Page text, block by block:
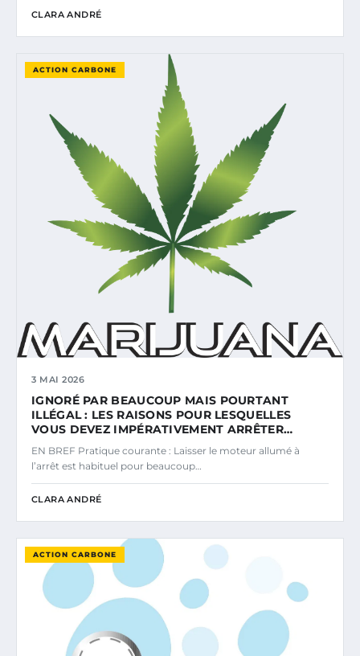
CLARA ANDRÉ
ACTION CARBONE
3 MAI 2026
IGNORÉ PAR BEAUCOUP MAIS POURTANT
ILLÉGAL : LES RAISONS POUR LESQUELLES
VOUS DEVEZ IMPÉRATIVEMENT ARRÊTER…
EN BREF Pratique courante : Laisser le moteur allumé à
l’arrêt est habituel pour beaucoup…
CLARA ANDRÉ
ACTION CARBONE